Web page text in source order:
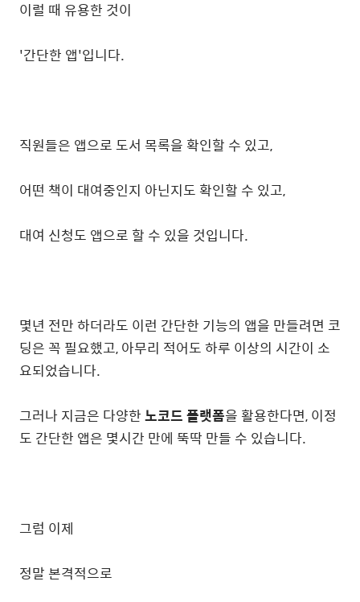
이럴 때 유용한 것이
'간단한 앱'입니다.
직원들은 앱으로 도서 목록을 확인할 수 있고,
어떤 책이 대여중인지 아닌지도 확인할 수 있고,
대여 신청도 앱으로 할 수 있을 것입니다.
몇년 전만 하더라도 이런 간단한 기능의 앱을 만들려면 코
딩은 꼭 필요했고, 아무리 적어도 하루 이상의 시간이 소
요되었습니다.
그러나 지금은 다양한노코드 플랫폼을 활용한다면, 이정
도 간단한 앱은 몇시간 만에 뚝딱 만들 수 있습니다.
그럼 이제
정말 본격적으로